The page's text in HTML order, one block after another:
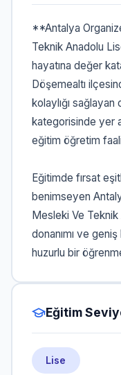
**Antalya
Teknik Anadolu
hayatına değer
Döşemealtı
kolaylığı
kategorisinde yer
eğitim öğretim
Eğitimde fırsat
benimseyen
Mesleki Ve
donanımı ve
huzurlu bir
Eğitim
Lise